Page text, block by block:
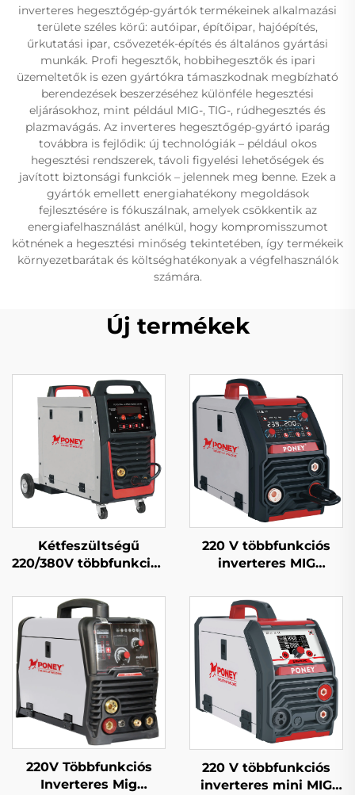
inverteres hegesztőgép-gyártók termékeinek alkalmazási
területe széles körű: autóipar, építőipar, hajóépítés,
űrkutatási ipar, csővezeték-építés és általános gyártási
munkák. Profi hegesztők, hobbihegesztők és ipari
üzemeltetők is ezen gyártókra támaszkodnak megbízható
berendezések beszerzéséhez különféle hegesztési
eljárásokhoz, mint például MIG-, TIG-, rúdhegesztés és
plazmavágás. Az inverteres hegesztőgép-gyártó iparág
továbbra is fejlődik: új technológiák – például okos
hegesztési rendszerek, távoli figyelési lehetőségek és
javított biztonsági funkciók – jelennek meg benne. Ezek a
gyártók emellett energiahatékony megoldások
fejlesztésére is fókuszálnak, amelyek csökkentik az
energiafelhasználást anélkül, hogy kompromisszumot
kötnének a hegesztési minőség tekintetében, így termékeik
környezetbarátak és költséghatékonyak a végfelhasználók
számára.
Új termékek
Kétfeszültségű
220/380V többfunkciós
250 dupla impulzusos
digitális szabályozású
szinergikus
hegesztőgép
220 V többfunkciós
inverteres MIG
digitális vezérlésű
szinkronizált MIG
hegesztőgép
220V Többfunkciós
Inverteres Mig
220 V többfunkciós
inverteres mini MIG